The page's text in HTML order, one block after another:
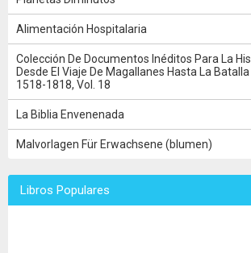
Alimentación Hospitalaria
Colección De Documentos Inéditos Para La
Desde El Viaje De Magallanes Hasta La
1518-1818, Vol. 18
La Biblia Envenenada
Malvorlagen Für Erwachsene (blumen)
Libros Populares